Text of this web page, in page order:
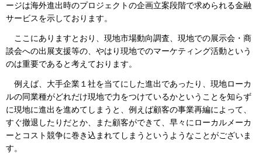
ージは海外進出時のプロジェクトの企画立案段階で求められる金融
サービスを示しております。
ここにありますとおり、現地市場動向調査、現地での展示会・商
談会への出展支援等の、やはり現地でのマーケティング活動という
のは重要であると考えております。
例えば、大手企業１社を当てにした進出であったり、現地ローカ
ルの同業種がどれだけ現地で力をつけているかということを知らず
に現地に進出を進めてしまうと、例えば顧客の事業再編によって、
すぐ撤退したりだとか、また顧客ができて、早々にローカルメーカ
ーとコスト競争に巻き込まれてしまうというようなことがございま
す。